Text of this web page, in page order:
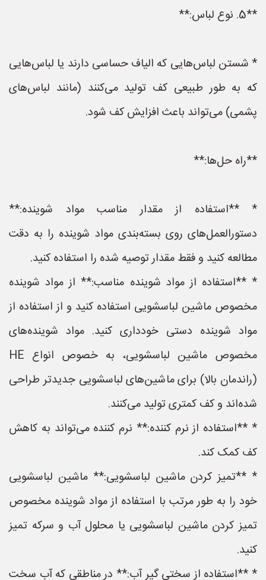
**5. نوع لباس:**
* شستن لباس‌هایی که الیاف حساسی دارند یا لباس‌هایی
که به طور طبیعی کف تولید می‌کنند (مانند لباس‌های
پشمی) می‌تواند باعث افزایش کف شود.
**راه حل‌ها:**
* **استفاده از مقدار مناسب مواد شوینده:**
دستورالعمل‌های روی بسته‌بندی مواد شوینده را به دقت
مطالعه کنید و فقط مقدار توصیه شده را استفاده کنید.
* **استفاده از مواد شوینده مناسب:** از مواد شوینده
مخصوص ماشین لباسشویی استفاده کنید و از استفاده از
مواد شوینده دستی خودداری کنید. مواد شوینده‌های
مخصوص ماشین لباسشویی، به خصوص انواع HE
(راندمان بالا) برای ماشین‌های لباسشویی جدیدتر طراحی
شده‌اند و کف کمتری تولید می‌کنند.
* **استفاده از نرم کننده:** نرم کننده می‌تواند به کاهش
کف کمک کند.
* **تمیز کردن ماشین لباسشویی:** ماشین لباسشویی
خود را به طور مرتب با استفاده از مواد شوینده مخصوص
تمیز کردن ماشین لباسشویی یا محلول آب و سرکه تمیز
کنید.
* **استفاده از سختی گیر آب:** در مناطقی که آب سخت